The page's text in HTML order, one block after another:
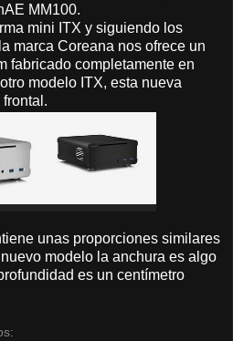
MM100.
mini ITX y siguiendo los
marca Coreana nos ofrece un
fabricado completamente en
modelo ITX, esta nueva
unas proporciones similares
modelo la anchura es algo
es un centímetro